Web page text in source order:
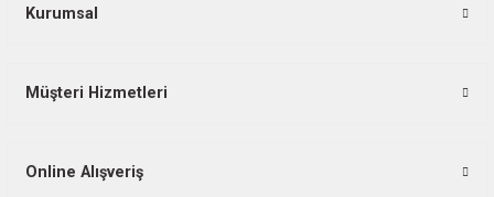
Kurumsal
Müşteri Hizmetleri
Online Alışveriş